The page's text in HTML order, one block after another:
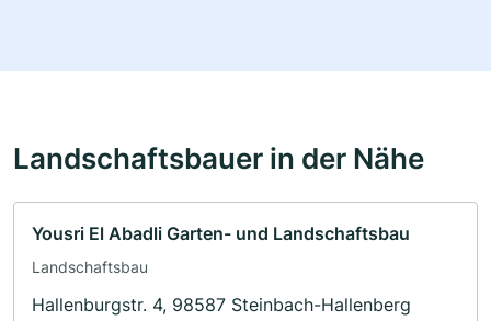
Landschaftsbauer in der Nähe
Yousri El Abadli Garten- und Landschaftsbau
Landschaftsbau
Hallenburgstr. 4, 98587 Steinbach-Hallenberg